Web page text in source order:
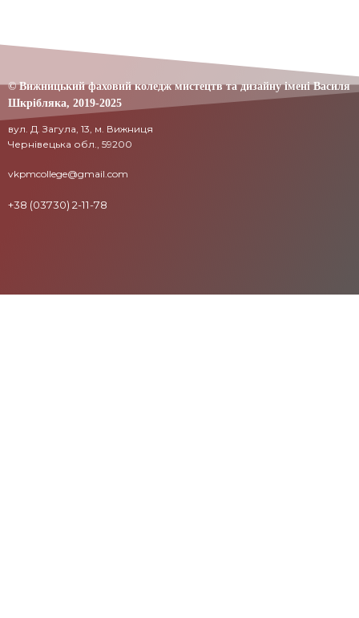
© Вижницький фаховий коледж мистецтв та дизайну імені Василя
Шкрібляка, 2019-2025
вул. Д. Загула, 13, м. Вижниця
Чернівецька обл., 59200
vkpmcollege@gmail.com
+38 (03730) 2-11-78